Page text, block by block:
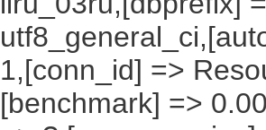
1,[conn_id] =>
[benchmark] =>